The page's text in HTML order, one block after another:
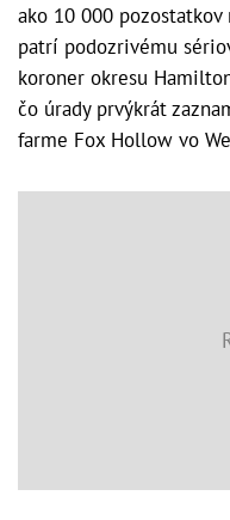
ako 10 000
patrí podozrivému
koroner okresu
čo úrady prvýkrát
farme Fox Hollow vo